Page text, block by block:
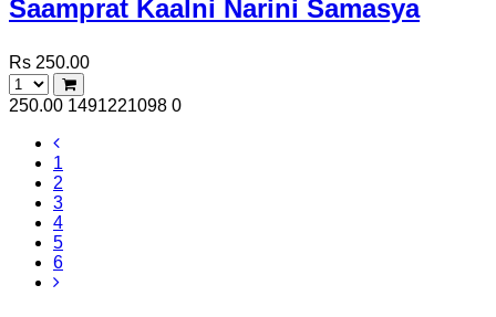
Saamprat Kaalni Narini Samasya
Rs 250.00
250.00 1491221098 0
1
2
3
4
5
6